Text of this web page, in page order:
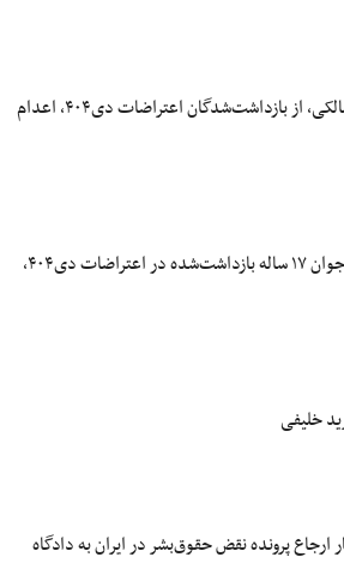
مهرداد محمدی‌نیا و اشکان مالکی، از بازداشت‌شدگان اعتراضات دی۴۰۴، اعدام
اختصاصی؛ مانی رحمانی، نوجوان ۱۷ ساله بازداشت‌شده در اعتراضات دی۴۰۴،
خلیفی
ارجاع پرونده نقض حقوق‌بشر در ایران به دادگاه